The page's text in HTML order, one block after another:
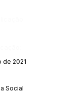
de 2021
Social